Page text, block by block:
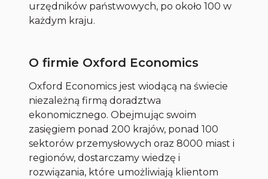
urzędników państwowych, po około 100 w
każdym kraju.
O firmie Oxford Economics
Oxford Economics jest wiodącą na świecie
niezależną firmą doradztwa
ekonomicznego. Obejmując swoim
zasięgiem ponad 200 krajów, ponad 100
sektorów przemysłowych oraz 8000 miast i
regionów, dostarczamy wiedzę i
rozwiązania, które umożliwiają klientom